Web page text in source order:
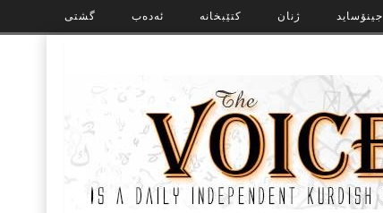
گشتی ئەدەب کتێبخانە ژنان جینۆساید